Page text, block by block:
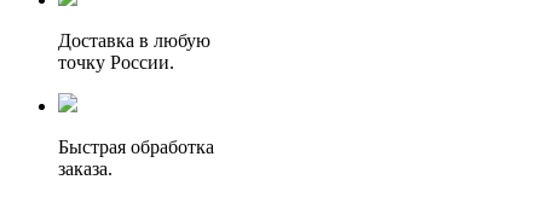
Доставка в любую
точку России.
Быстрая обработка
заказа.